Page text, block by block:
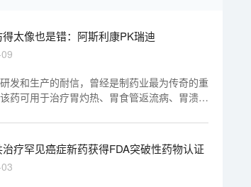
太像也是错：阿斯利康PK瑞迪
发和生产的耐信，曾经是制药业最为传奇的重
药可用于治疗胃灼热、胃食管返流病、胃溃疡
疗罕见癌症新药获得FDA突破性药物认证